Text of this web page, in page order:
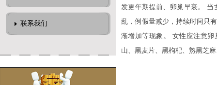
联系我们
发更年期提前、卵巢早衰。 当
乱，例假量减少，持续时间只
渐增加等现象。 女性应注意
山、黑麦片、黑枸杞、熟黑芝